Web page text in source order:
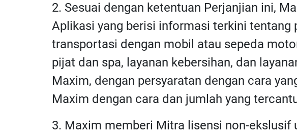
2. Sesuai dengan ketentuan Perjanjian ini,
Aplikasi yang berisi informasi terkini tentang
transportasi dengan mobil atau sepeda
pijat dan spa, layanan kebersihan, dan
Maxim, dengan persyaratan dengan cara
Maxim dengan cara dan jumlah yang
3. Maxim memberi Mitra lisensi non-ekslusif